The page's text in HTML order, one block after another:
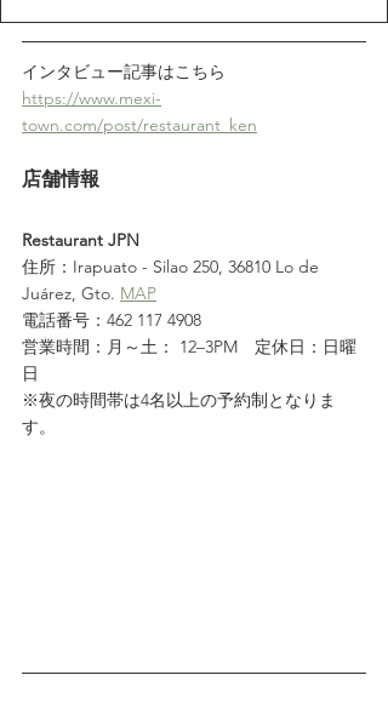
インタビュー記事はこちら
https://www.mexi-
town.com/post/restaurant_ken
店舗情報
Restaurant JPN
住所：Irapuato - Silao 250, 36810 Lo de
Juárez, Gto. MAP
電話番号：462 117 4908
営業時間：月～土： 12–3PM　定休日：日曜
日
※夜の時間帯は4名以上の予約制となりま
す。